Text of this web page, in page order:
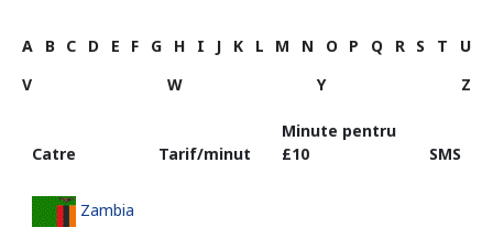
A B C D E F G H I J K L M N O P Q R S T
U
V
W Y Z
Catre Tarif/minut
Minute pentru
⁦£10⁩
SMS
Zambia